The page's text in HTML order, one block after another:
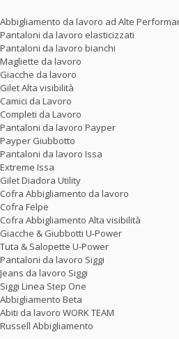
Abbigliamento da lavoro ad Alte
Pantaloni da lavoro elasticizzati
Pantaloni da lavoro bianchi
Magliette da lavoro
Giacche da lavoro
Gilet Alta visibilità
Camici da Lavoro
Completi da Lavoro
Pantaloni da lavoro Payper
Payper Giubbotto
Pantaloni da lavoro Issa
Extreme Issa
Gilet Diadora Utility
Cofra Abbigliamento da lavoro
Cofra Felpe
Cofra Abbigliamento Alta visibilità
Giacche & Giubbotti U-Power
Tuta & Salopette U-Power
Pantaloni da lavoro Siggi
Jeans da lavoro Siggi
Siggi Linea Step One
Abbigliamento Beta
Abiti da lavoro WORK TEAM
Russell Abbigliamento